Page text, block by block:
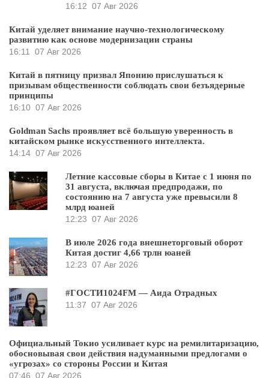
16:12 07 Авг 2026
Китай уделяет внимание научно-технологическому
развитию как основе модернизации страны
16:11
07 Авг 2026
Китай в пятницу призвал Японию прислушаться к
призывам общественности соблюдать свои безъядерные
принципы
16:10 07 Авг 2026
Goldman Sachs проявляет всё большую уверенность в
китайском рынке искусственного интеллекта.
14:14 07 Авг 2026
Летние кассовые сборы в Китае с 1 июня по
31 августа, включая предпродажи, по
состоянию на 7 августа уже превысили 8
млрд юаней
12:23 07 Авг 2026
В июле 2026 года внешнеторговый оборот
Китая достиг 4,66 трлн юаней
12:23 07 Авг 2026
#ГОСТИ1024FM — Аида Отрадных
11:37 07 Авг 2026
Официальный Токио усиливает курс на ремилитаризацию,
обосновывая свои действия надуманными предлогами о
«угрозах» со стороны России и Китая
07:46 07 Авг 2026